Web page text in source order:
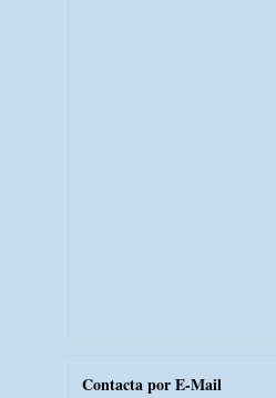
Contacta por E-Mail